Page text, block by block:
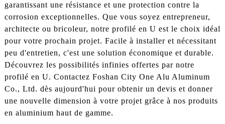
garantissant une résistance et une protection contre la
corrosion exceptionnelles. Que vous soyez entrepreneur,
architecte ou bricoleur, notre profilé en U est le choix idéal
pour votre prochain projet. Facile à installer et nécessitant
peu d'entretien, c'est une solution économique et durable.
Découvrez les possibilités infinies offertes par notre
profilé en U. Contactez Foshan City One Alu Aluminum
Co., Ltd. dès aujourd'hui pour obtenir un devis et donner
une nouvelle dimension à votre projet grâce à nos produits
en aluminium haut de gamme.